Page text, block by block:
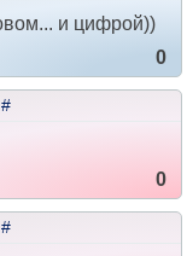
и цифрой))
0
#
0
#